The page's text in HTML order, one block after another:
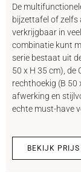
De
bijzettafel of zelfs
verkrijgbaar in
combinatie kunt
serie bestaat uit
50 x H 35 cm), de
rechthoekig (B 50
afwerking en
echte must-have
BEKIJK